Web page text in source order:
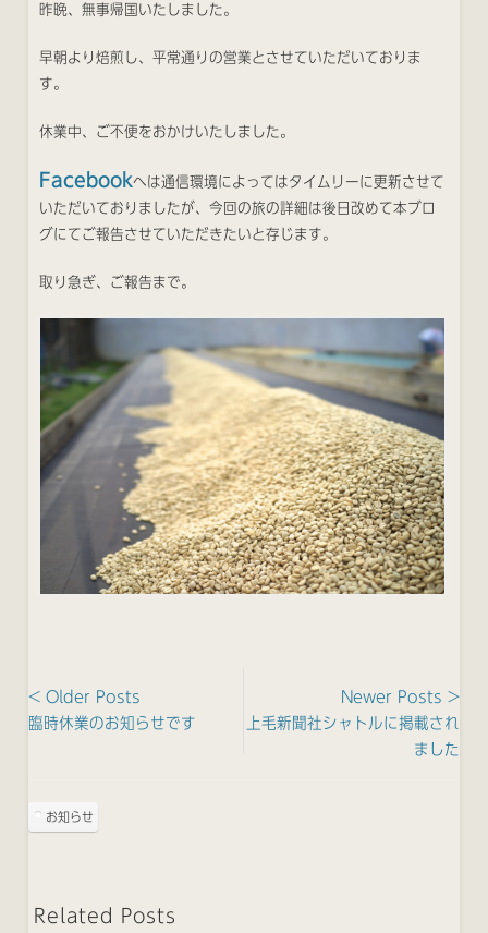
昨晩、無事帰国いたしました。
早朝より焙煎し、平常通りの営業とさせていただいておりま
す。
休業中、ご不便をおかけいたしました。
Facebookへは通信環境によってはタイムリーに更新させて
いただいておりましたが、今回の旅の詳細は後日改めて本ブロ
グにてご報告させていただきたいと存じます。
取り急ぎ、ご報告まで。
< Older Posts
臨時休業のお知らせです
Newer Posts >
上毛新聞社シャトルに掲載され
ました
お知らせ
Related Posts